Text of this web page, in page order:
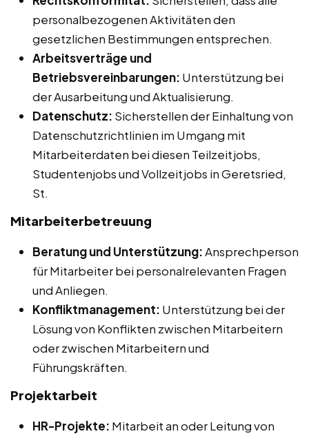
personalbezogenen Aktivitäten den
gesetzlichen Bestimmungen entsprechen.
Arbeitsverträge und
Betriebsvereinbarungen: Unterstützung bei
der Ausarbeitung und Aktualisierung.
Datenschutz: Sicherstellen der Einhaltung von
Datenschutzrichtlinien im Umgang mit
Mitarbeiterdaten bei diesen Teilzeitjobs,
Studentenjobs und Vollzeitjobs in Geretsried,
St.
Mitarbeiterbetreuung
Beratung und Unterstützung:Ansprechperson
für Mitarbeiter bei personalrelevanten Fragen
und Anliegen.
Konfliktmanagement: Unterstützung bei der
Lösung von Konflikten zwischen Mitarbeitern
oder zwischen Mitarbeitern und
Führungskräften.
Projektarbeit
HR-Projekte: Mitarbeit an oder Leitung von